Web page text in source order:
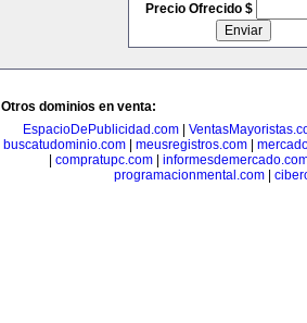
Precio Ofrecido $
Otros dominios en venta:
EspacioDePublicidad.com
buscatudominio.com
meusregistros.com
compratupc.com
programacionmental.com